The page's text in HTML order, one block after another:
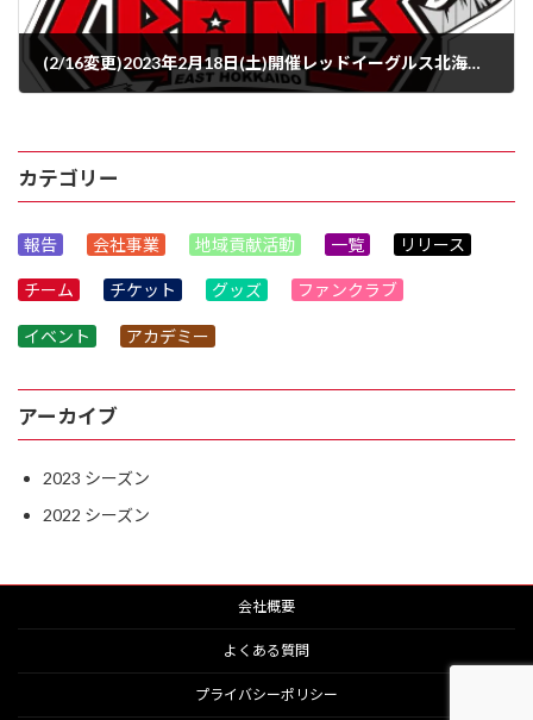
(2/16変更)2023年2月18日(土)開催レッドイーグルス北海道試合開始時間変更のお知らせ
カテゴリー
報告 会社事業 地域貢献活動 一覧 リリース
チーム チケット グッズ ファンクラブ
イベント アカデミー
アーカイブ
2023
2022
会社概要
よくある質問
プライバシーポリシー